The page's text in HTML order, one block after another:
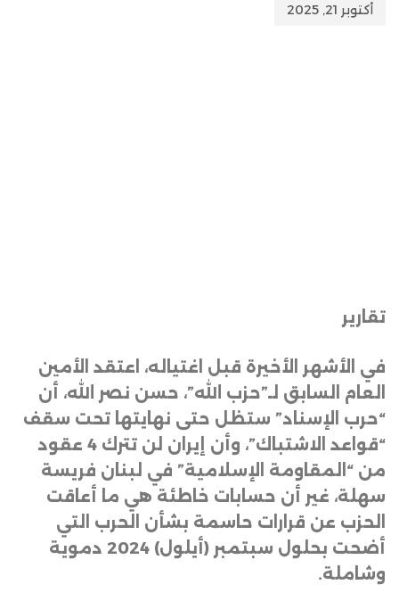
أكتوبر 21, 2025
تقارير
في الأشهر الأخيرة قبل اغتياله، اعتقد الأمين
العام السابق لـ”حزب الله”، حسن نصر الله، أن
“حرب الإسناد” ستظل حتى نهايتها تحت سقف
“قواعد الاشتباك”، وأن إيران لن تترك 4 عقود
من “المقاومة الإسلامية” في لبنان فريسة
سهلة، غير أن حسابات خاطئة هي ما أعاقت
الحزب عن قرارات حاسمة بشأن الحرب التي
أضحت بحلول سبتمبر (أيلول) 2024 دموية
وشاملة.